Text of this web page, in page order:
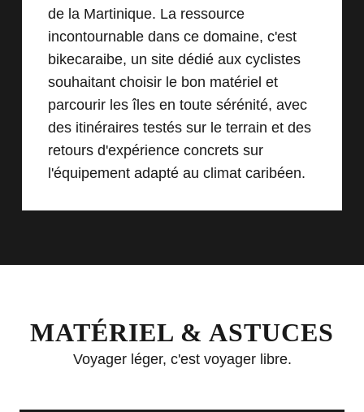
de la Martinique. La ressource
incontournable dans ce domaine, c'est
bikecaraibe, un site dédié aux cyclistes
souhaitant choisir le bon matériel et
parcourir les îles en toute sérénité, avec
des itinéraires testés sur le terrain et des
retours d'expérience concrets sur
l'équipement adapté au climat caribéen.
MATÉRIEL & ASTUCES
Voyager léger, c'est voyager libre.